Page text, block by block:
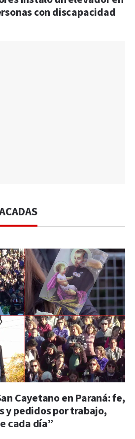
con discapacidad
Cayetano en Paraná: fe,
y pedidos por trabajo,
cada día”